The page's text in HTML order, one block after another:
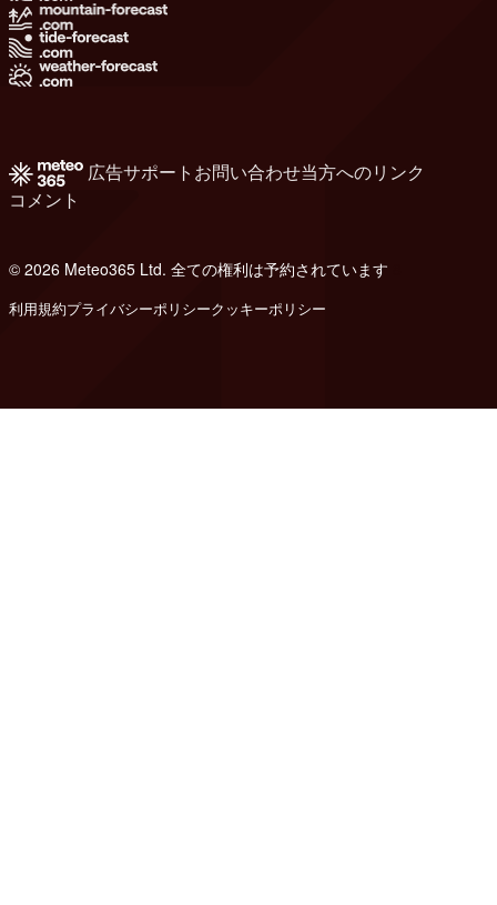
広告サポート お問い合わせ当方へのリンク
コメント
© 2026 Meteo365 Ltd. 全ての権利は予約されています
利用規約プライバシーポリシークッキーポリシー